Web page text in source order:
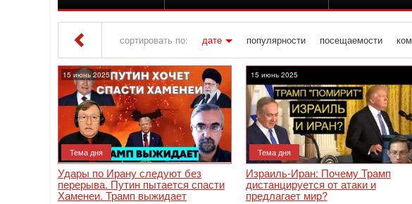
сортировать по: дате популярности посещаемости
Iton TV» Материалы за 15.06.2025
15 июнь 2025
Тема дня
Удары по Ирану следуют без
перерыва. Путин пытается спасти
Хаменеи. Трамп выжидает
15 июнь 2025
Тема дня
Израиль-Иран: Почему Трамп
дистанцируется от атаки и
предлагает мир?